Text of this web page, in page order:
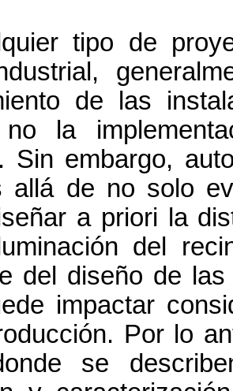
tipo de
de las
la
Sin embargo,
allá de no solo
a priori la
del
del diseño de
impactar
Por lo
se